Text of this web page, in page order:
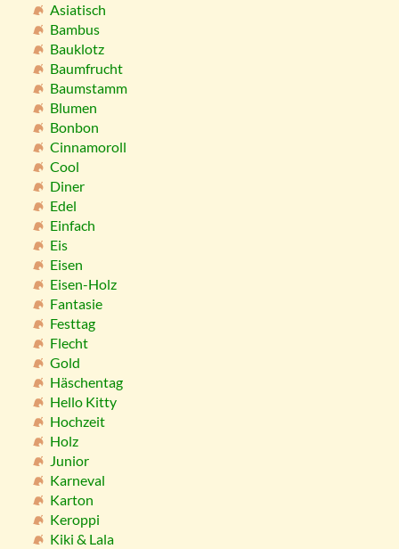
Asiatisch
Bambus
Bauklotz
Baumfrucht
Baumstamm
Blumen
Bonbon
Cinnamoroll
Cool
Diner
Edel
Einfach
Eis
Eisen
Eisen-Holz
Fantasie
Festtag
Flecht
Gold
Häschentag
Hello Kitty
Hochzeit
Holz
Junior
Karneval
Karton
Keroppi
Kiki & Lala